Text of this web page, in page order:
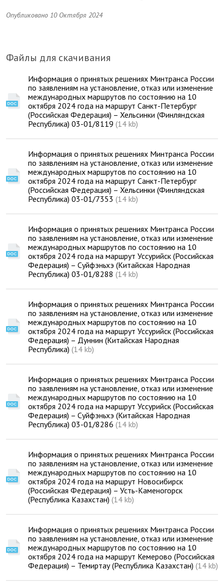
Опубликовано 10 Октября 2024
Файлы для скачивания
Информация о принятых решениях Минтранса России
по заявлениям на установление, отказ или изменение
международных маршрутов по состоянию на 10
октября 2024 года на маршрут Санкт-Петербург
(Российская Федерация) – Хельсинки (Финляндская
Республика) 03-01/8119 (14 kb)
Информация о принятых решениях Минтранса России
по заявлениям на установление, отказ или изменение
международных маршрутов по состоянию на 10
октября 2024 года на маршрут Санкт-Петербург
(Российская Федерация) – Хельсинки (Финляндская
Республика) 03-01/7353 (14 kb)
Информация о принятых решениях Минтранса России
по заявлениям на установление, отказ или изменение
международных маршрутов по состоянию на 10
октября 2024 года на маршрут Уссурийск (Российская
Федерация) – Суйфэньхэ (Китайская Народная
Республика) 03-01/8288 (14 kb)
Информация о принятых решениях Минтранса России
по заявлениям на установление, отказ или изменение
международных маршрутов по состоянию на 10
октября 2024 года на маршрут Уссурийск (Российская
Федерация) – Дуннин (Китайская Народная
Республика) (14 kb)
Информация о принятых решениях Минтранса России
по заявлениям на установление, отказ или изменение
международных маршрутов по состоянию на 10
октября 2024 года на маршрут Уссурийск (Российская
Федерация) – Суйфэньхэ (Китайская Народная
Республика) 03-01/8286 (14 kb)
Информация о принятых решениях Минтранса России
по заявлениям на установление, отказ или изменение
международных маршрутов по состоянию на 10
октября 2024 года на маршрут Новосибирск
(Российская Федерация) – Усть-Каменогорск
(Республика Казахстан) (14 kb)
Информация о принятых решениях Минтранса России
по заявлениям на установление, отказ или изменение
международных маршрутов по состоянию на 10
октября 2024 года на маршрут Кемерово (Российская
Федерация) – Темиртау (Республика Казахстан) (14 kb)